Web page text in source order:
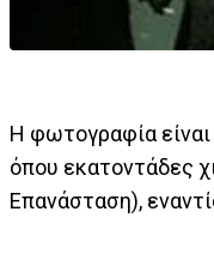
Η φωτογραφία
όπου εκατοντάδες
Επανάσταση),